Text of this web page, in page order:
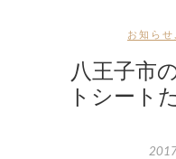
お知らせ
八王子市
トシート